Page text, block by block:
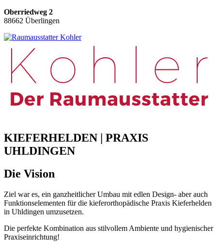
Skip
to
Oberriedweg 2
88662 Überlingen
KIEFERHELDEN | PRAXIS
UHLDINGEN
Die Vision
Ziel war es, ein ganzheitlicher Umbau mit edlen Design- aber auch
Funktionselementen für die kieferorthopädische Praxis Kieferhelden
in Uhldingen umzusetzen.
Die perfekte Kombination aus stilvollem Ambiente und hygienischer
Praxiseinrichtung!